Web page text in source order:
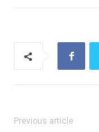
Previous article